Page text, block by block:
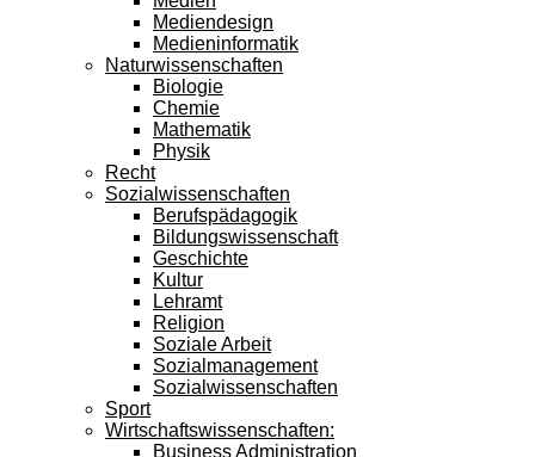
Mediendesign
Medieninformatik
Naturwissenschaften
Biologie
Chemie
Mathematik
Physik
Recht
Sozialwissenschaften
Berufspädagogik
Bildungswissenschaft
Geschichte
Kultur
Lehramt
Religion
Soziale Arbeit
Sozialmanagement
Sozialwissenschaften
Sport
Wirtschaftswissenschaften:
Business Administration